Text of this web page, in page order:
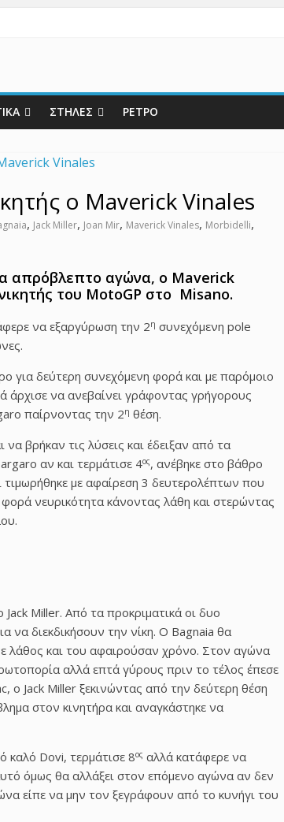
ΣΤΗΛΕΣ ΡΕΤΡΟ
ο Maverick Vinales
, Jack Miller, Joan Mir, Maverick Vinales, Morbidelli,
απρόβλεπτο αγώνα, ο Maverick
του MotoGP στο Misano.
να εξαργύρωση την 2η συνεχόμενη pole
για δεύτερη συνεχόμενη φορά και με παρόμοιο
άρχισε να ανεβαίνει γράφοντας γρήγορους
παίρνοντας την 2η θέση.
βρήκαν τις λύσεις και έδειξαν από τα
αν και τερμάτισε 4ος, ανέβηκε στο βάθρο
με αφαίρεση 3 δευτερολέπτων που
νευρικότητα κάνοντας λάθη και στερώντας
Miller. Από τα προκριματικά οι δυο
να διεκδικήσουν την νίκη. Ο Bagnaia θα
λάθος και του αφαιρούσαν χρόνο. Στον αγώνα
αλλά επτά γύρους πριν το τέλος έπεσε
Jack Miller ξεκινώντας από την δεύτερη θέση
στον κινητήρα και αναγκάστηκε να
καλό Dovi, τερμάτισε 8ος αλλά κατάφερε να
όμως θα αλλάξει στον επόμενο αγώνα αν δεν
είπε να μην τον ξεγράφουν από το κυνήγι του